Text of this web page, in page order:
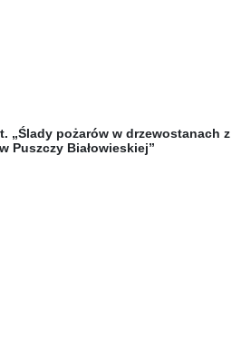
„Ślady pożarów w drzewostanach z
Puszczy Białowieskiej”